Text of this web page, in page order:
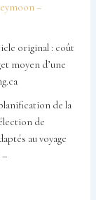
–
original : coût
moyen d’une
de la
de
au voyage